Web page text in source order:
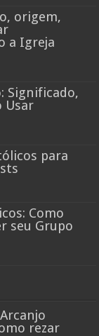
origem,
a Igreja
Significado,
Usar
para
Como
seu Grupo
rezar